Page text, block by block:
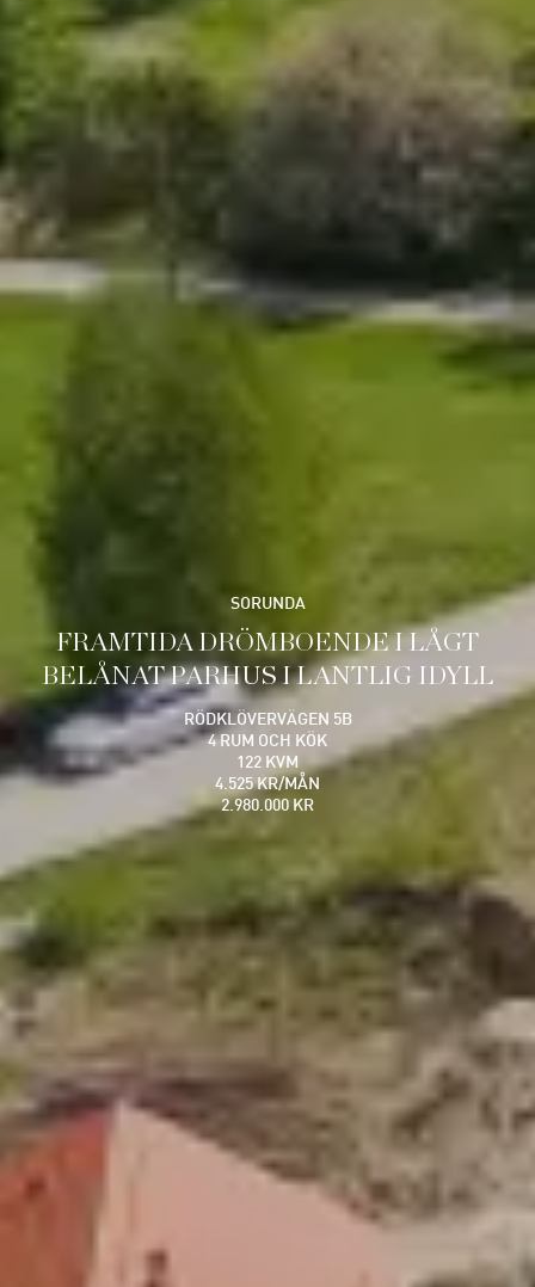
SORUNDA
FRAMTIDA DRÖMBOENDE I LÅGT
BELÅNAT PARHUS I LANTLIG IDYLL
RÖDKLÖVERVÄGEN 5B
4 RUM OCH KÖK
122 KVM
4.525 KR/MÅN
2.980.000 KR